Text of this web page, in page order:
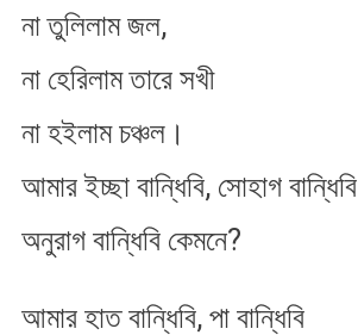
না তুলিলাম জল,
না হেরিলাম তারে সখী
না হইলাম চঞ্চল।
আমার ইচ্ছা বান্ধিবি, সোহাগ বান্ধিবি
অনুরাগ বান্ধিবি কেমনে?
আমার হাত বান্ধিবি, পা বান্ধিবি